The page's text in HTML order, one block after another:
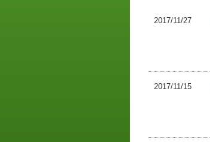
2017/11/27
2017/11/15